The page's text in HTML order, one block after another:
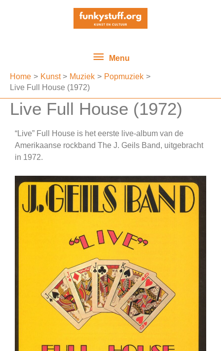
Menu
Menu
Home Kunst Muziek
Popmuziek
Live Full House (1972)
Live Full House (1972)
“Live” Full House is het eerste live-album van de
Amerikaanse rockband The J. Geils Band, uitgebracht
in 1972.